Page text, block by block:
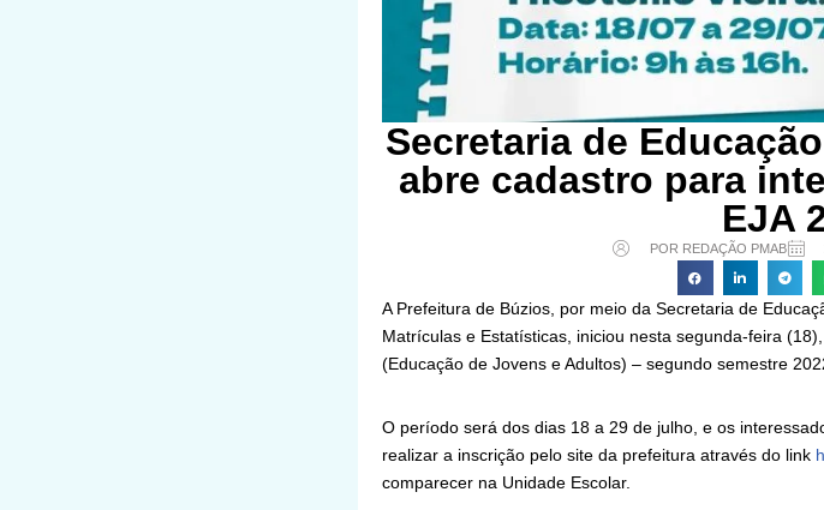
Secretaria de
abre cadastro para
EJA
POR REDAÇÃO PMAB
A Prefeitura de Búzios, por meio da Secretaria de
Matrículas e Estatísticas, iniciou nesta segunda-feira
(Educação de Jovens e Adultos) – segundo semestre
O período será dos dias 18 a 29 de julho, e os
realizar a inscrição pelo site da prefeitura através do link
comparecer na Unidade Escolar.